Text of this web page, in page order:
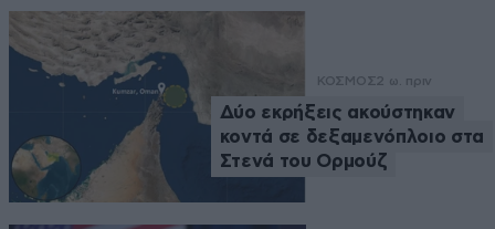
ΚΟΣΜΟΣ2 ω. πριν
Δύο εκρήξεις ακούστηκαν
κοντά σε δεξαμενόπλοιο στα
Στενά του Ορμούζ